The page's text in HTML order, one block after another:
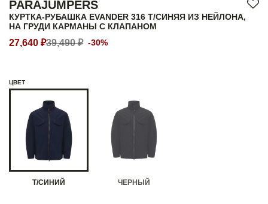
PARAJUMPERS
КУРТКА-РУБАШКА EVANDER 316 Т/СИНЯЯ ИЗ НЕЙЛОНА,
НА ГРУДИ КАРМАНЫ С КЛАПАНОМ
27,640 ₽39,490 ₽ -30%
ЦВЕТ
Т/СИНИЙ ЧЕРНЫЙ